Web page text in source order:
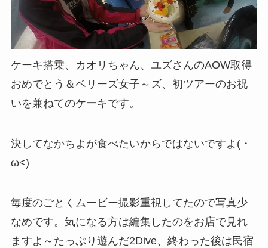
ケーキ搭乗、カオリちゃん、ユズさんのAOW取得
おめでとう＆ベリーズ女子～ズ、初ツアーのお祝
いを兼ねてのケーキです。
決してなかちよが食べたいからではないですよ(・
ω<)
毎度のごとくムービー撮影重視してたので写真少
なめです。気になる方は編集したのをお店で見れ
ますよ～たっぷり遊んだ2Dive、終わった後は民宿